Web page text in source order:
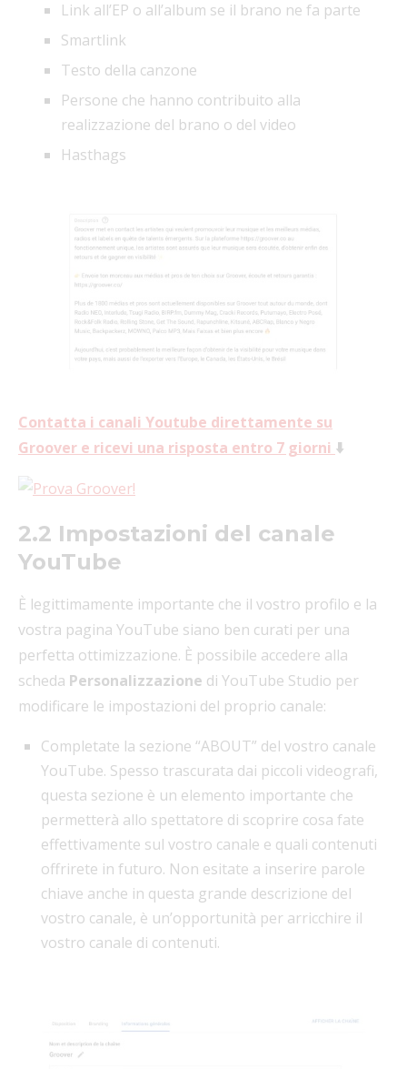
Link all’EP o all’album se il brano ne fa parte
Smartlink
Testo della canzone
Persone che hanno contribuito alla
realizzazione del brano o del video
Hasthags
Contatta i canali Youtube direttamente su
Groover e ricevi una risposta entro 7 giorni ⬇️
2.2 Impostazioni del canale
YouTube
È legittimamente importante che il vostro profilo e la
vostra pagina YouTube siano ben curati per una
perfetta ottimizzazione. È possibile accedere alla
scheda Personalizzazione di YouTube Studio per
modificare le impostazioni del proprio canale:
Completate la sezione “ABOUT” del vostro canale
YouTube. Spesso trascurata dai piccoli videografi,
questa sezione è un elemento importante che
permetterà allo spettatore di scoprire cosa fate
effettivamente sul vostro canale e quali contenuti
offrirete in futuro. Non esitate a inserire parole
chiave anche in questa grande descrizione del
vostro canale, è un’opportunità per arricchire il
vostro canale di contenuti.